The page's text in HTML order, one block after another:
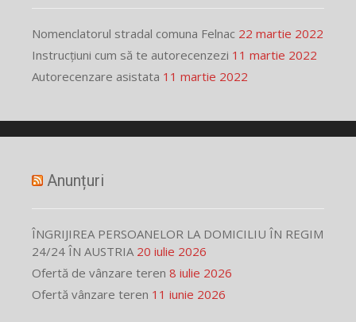
Nomenclatorul stradal comuna Felnac 22 martie 2022
Instrucțiuni cum să te autorecenzezi 11 martie 2022
Autorecenzare asistata 11 martie 2022
Anunțuri
ÎNGRIJIREA PERSOANELOR LA DOMICILIU ÎN REGIM
24/24 ÎN AUSTRIA 20 iulie 2026
Ofertă de vânzare teren 8 iulie 2026
Ofertă vânzare teren 11 iunie 2026